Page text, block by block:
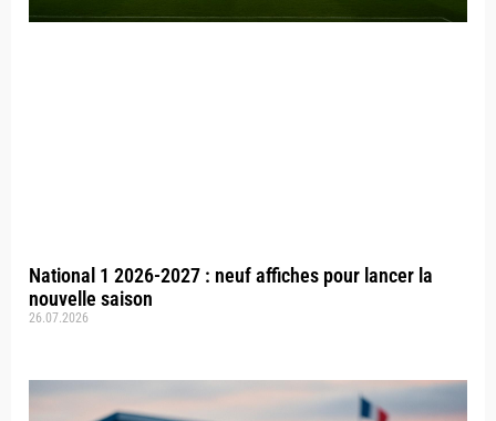
National 1 2026-2027 : neuf affiches pour lancer la
nouvelle saison
26.07.2026